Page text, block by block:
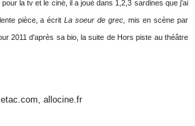
la tv et le ciné, il a joué dans 1,2,3 sardines que j'ai
pièce, a écritLa soeur de grec,mis en scène par
2011 d'après sa bio, la suite de Hors piste au théâtre
allocine.fr